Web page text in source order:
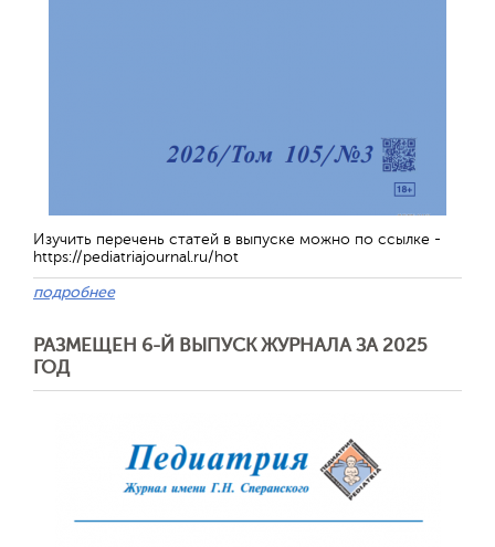
Изучить перечень статей в выпуске можно по ссылке -
https://pediatriajournal.ru/hot
подробнее
РАЗМЕЩЕН 6-Й ВЫПУСК ЖУРНАЛА ЗА 2025
ГОД